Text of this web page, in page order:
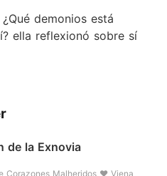
demonios está
ella reflexionó sobre sí
de la Exnovia
Malheridos ❤️ Viena